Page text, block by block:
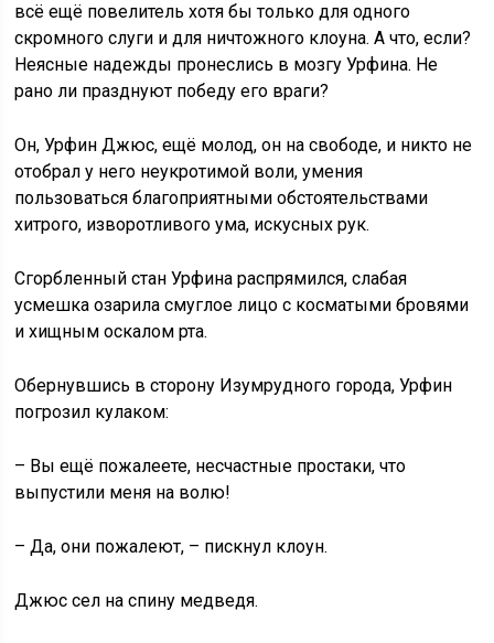
всё ещё повелитель хотя бы только для одного
скромного слуги и для ничтожного клоуна. А что, если?
Неясные надежды пронеслись в мозгу Урфина. Не
рано ли празднуют победу его враги?
Он, Урфин Джюс, ещё молод, он на свободе, и никто не
отобрал у него неукротимой воли, умения
пользоваться благоприятными обстоятельствами
хитрого, изворотливого ума, искусных рук.
Сгорбленный стан Урфина распрямился, слабая
усмешка озарила смуглое лицо с косматыми бровями
и хищным оскалом рта.
Обернувшись в сторону Изумрудного города, Урфин
погрозил кулаком:
– Вы ещё пожалеете, несчастные простаки, что
выпустили меня на волю!
– Да, они пожалеют, – пискнул клоун.
Джюс сел на спину медведя.